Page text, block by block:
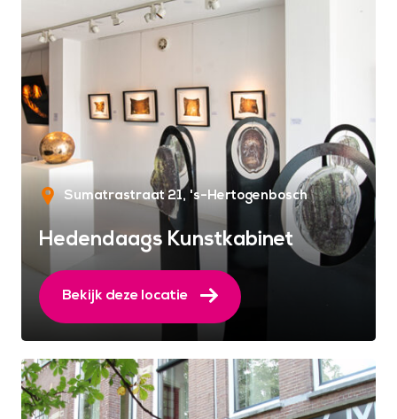
Sumatrastraat 21 's-Hertogenbosch
Hedendaags Kunstkabinet
Bekijk deze locatie